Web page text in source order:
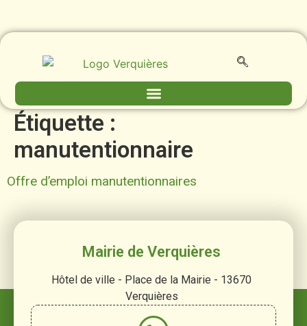
Étiquette :
manutentionnaire
Offre d’emploi manutentionnaires
Mairie de Verquières
Hôtel de ville - Place de la Mairie - 13670
Verquières